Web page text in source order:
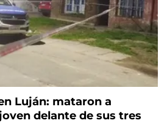
Luján: mataron a
delante de sus tres